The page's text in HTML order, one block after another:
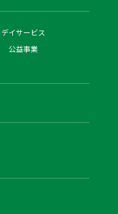
デイサービス
公益事業